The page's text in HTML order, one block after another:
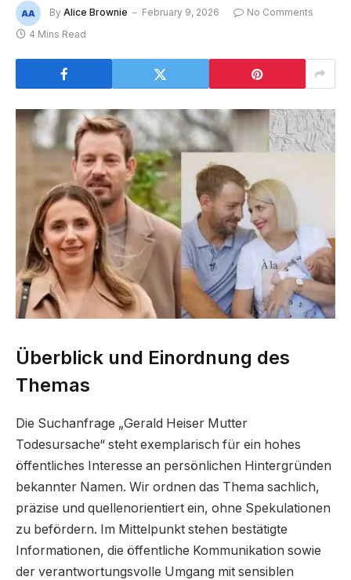
By Alice Brownie February 9, 2026
No Comments
4 Mins Read
Überblick und Einordnung des
Themas
Die Suchanfrage „Gerald Heiser Mutter
Todesursache“ steht exemplarisch für ein hohes
öffentliches Interesse an persönlichen Hintergründen
bekannter Namen. Wir ordnen das Thema sachlich,
präzise und quellenorientiert ein, ohne Spekulationen
zu befördern. Im Mittelpunkt stehen bestätigte
Informationen, die öffentliche Kommunikation sowie
der verantwortungsvolle Umgang mit sensiblen